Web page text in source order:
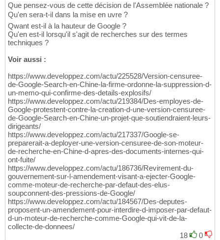
Que pensez-vous de cette décision de l'Assemblée nationale ?
Qu'en sera-t-il dans la mise en uvre ?
Qwant est-il à la hauteur de Google ?
Qu'en est-il lorsqu'il s'agit de recherches sur des termes
techniques ?
Voir aussi :
https://www.developpez.com/actu/225528/Version-censuree-
de-Google-Search-en-Chine-la-firme-ordonne-la-suppression-d-
un-memo-qui-confirme-des-details-explosifs/
https://www.developpez.com/actu/219384/Des-employes-de-
Google-protestent-contre-la-creation-d-une-version-censuree-
de-Google-Search-en-Chine-un-projet-que-soutiendraient-leurs-
dirigeants/
https://www.developpez.com/actu/217337/Google-se-
preparerait-a-deployer-une-version-censuree-de-son-moteur-
de-recherche-en-Chine-d-apres-des-documents-internes-qui-
ont-fuite/
https://www.developpez.com/actu/186736/Revirement-du-
gouvernement-sur-l-amendement-visant-a-ejecter-Google-
comme-moteur-de-recherche-par-defaut-des-elus-
soupconnent-des-pressions-de-Google/
https://www.developpez.com/actu/184567/Des-deputes-
proposent-un-amendement-pour-interdire-d-imposer-par-defaut-
d-un-moteur-de-recherche-comme-Google-qui-vit-de-la-
collecte-de-donnees/
18
0